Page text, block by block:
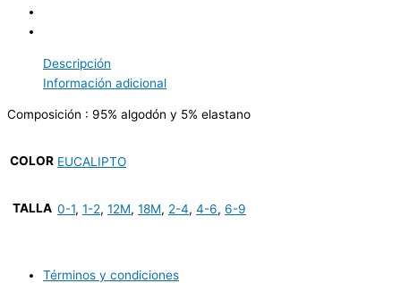
Descripción
Información adicional
Composición : 95% algodón y 5% elastano
COLOR EUCALIPTO
TALLA 0-1, 1-2, 12M, 18M, 2-4, 4-6, 6-9
Términos y condiciones